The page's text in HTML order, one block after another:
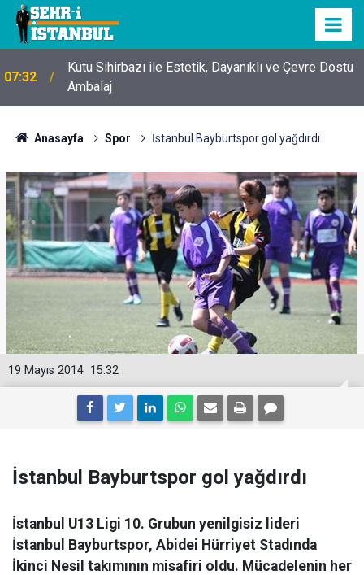
07:32
Kutu Sihirbazı ile Estetik, Dayanıklı ve Çevre Dostu
Ambalaj
Anasayfa Spor İstanbul Bayburtspor gol yağdırdı
15:32
19 Mayıs 2014
İstanbul Bayburtspor gol yağdırdı
İstanbul U13 Ligi 10. Grubun yenilgisiz lideri
İstanbul Bayburtspor, Abidei Hürriyet Stadında
İkinci Nesil takımının misafiri oldu. Mücadelenin her